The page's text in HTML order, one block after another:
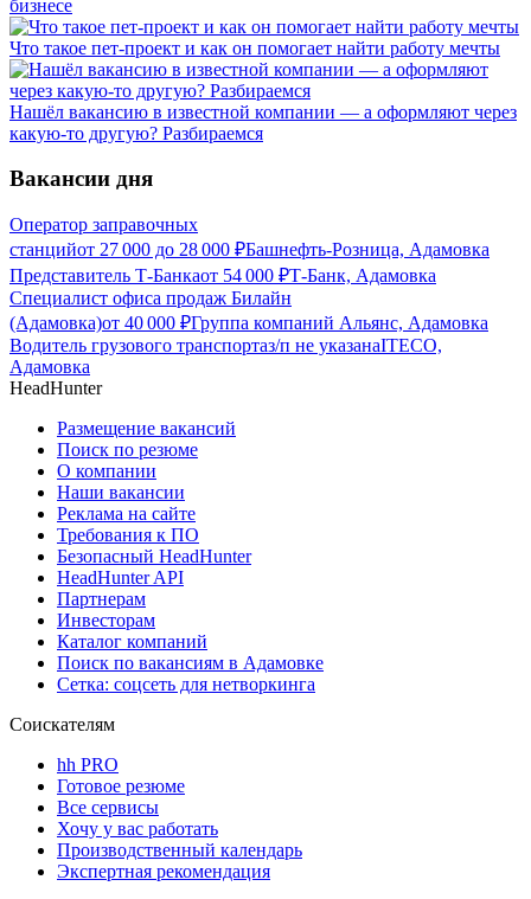
бизнесе
Что такое пет-проект и как он помогает найти работу мечты
Нашёл вакансию в известной компании — а оформляют через
какую-то другую? Разбираемся
Вакансии дня
Оператор заправочных
станцийот 27 000 до 28 000 ₽Башнефть-Розница, Адамовка
Представитель Т-Банкаот 54 000 ₽Т-Банк, Адамовка
Специалист офиса продаж Билайн
(Адамовка)от 40 000 ₽Группа компаний Альянс, Адамовка
Водитель грузового транспортаз/п не указанаITECO,
Адамовка
HeadHunter
Размещение вакансий
Поиск по резюме
О компании
Наши вакансии
Реклама на сайте
Требования к ПО
Безопасный HeadHunter
HeadHunter API
Партнерам
Инвесторам
Каталог компаний
Поиск по вакансиям в Адамовке
Сетка: соцсеть для нетворкинга
Соискателям
hh PRO
Готовое резюме
Все сервисы
Хочу у вас работать
Производственный календарь
Экспертная рекомендация